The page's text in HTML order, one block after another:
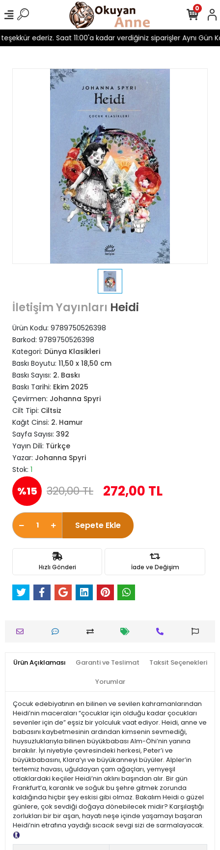
ederiz. Saat 11:00'a kadar verdiğiniz siparişler Aynı Gün
0
İletişim Yayınları Heidi
Ürün Kodu: 9789750526398
Barkod: 9789750526398
Kategori: Dünya Klasikleri
Baskı Boyutu: 11,50 x 18,50 cm
Baskı Sayısı: 2. Baskı
Baskı Tarihi: Ekim 2025
Çevirmen: Johanna Spyri
Cilt Tipi: Ciltsiz
Kağıt Cinsi: 2. Hamur
Sayfa Sayısı: 392
Yayın Dili: Türkçe
Yazar: Johanna Spyri
Stok: 1
%15 320,00 TL 272,00 TL
Sepete Ekle
Hızlı Gönderi İade ve Değişim
Ürün Açıklaması Garanti ve Teslimat Taksit Seçenekleri
Yorumlar
Çocuk edebiyatının en bilinen ve sevilen kahramanlarından
Heidi’nin maceraları “çocuklar için olduğu kadar çocukları
sevenler için de” eşsiz bir yolculuk vaat ediyor. Heidi, anne ve
babasını kaybetmesinin ardından kimsenin sevmediği,
huysuzluklarıyla bilinen büyükbabası Alm-Öhi’nin yanına
bırakılır. İyi niyetiyle çevresindeki herkesi, Peter’i ve
büyükbabasını, Klara’yı ve büyükanneyi büyüler. Alpler’in
tertemiz havası, uğuldayan çam ağaçları, yemyeşil
otlaklardaki keçiler Heidi’nin aklını başından alır. Bir gün
Frankfurt’a, karanlık ve soğuk bu şehre gitmek zorunda
kaldığında hiçbir şey eskisi gibi olmaz. Bakalım Heidi o güzel
günlere, çok sevdiği doğaya dönebilecek midir? Karşılaştığı
zorlukları bir bir aşan, hayatı neşe içinde yaşamayı başaran
Heidi’nin etrafına yaydığı sıcacık sevgi sizi de sarmalayacak.